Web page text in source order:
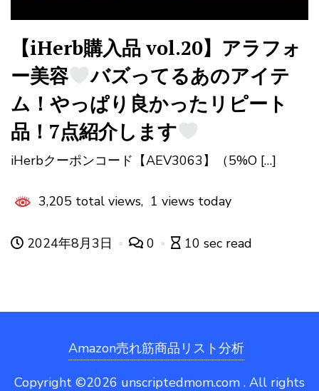
【iHerb購入品 vol.20】アラフォ
ー美容
バズってるあのアイテ
ム！やっぱり良かったリピート
品！7点紹介します
iHerbクーポンコード【AEV3063】（5%O […]
3,205 total views, 1 views today
2024年8月3日 0 10 sec read
Amazon売れ筋商品リスト分析
Copyright ©2026 unscriptedmom.com . All rights